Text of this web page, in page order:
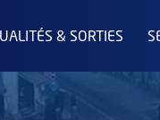
& SORTIES